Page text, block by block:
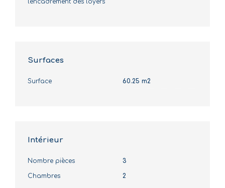
Surfaces
Surface 60.25 m2
Intérieur
Nombre pièces 3
Chambres 2